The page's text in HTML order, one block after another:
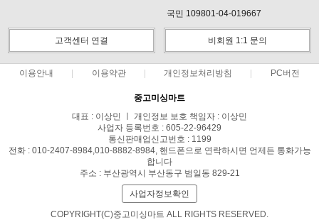
국민 109801-04-019667
고객센터 연결 비회원 1:1 문의
이용안내 이용약관 개인정보처리방침 PC버전
중고미싱마트
대표 : 이상민 ㅣ 개인정보 보호 책임자 : 이상민
사업자 등록번호 : 605-22-96429
통신판매업신고번호 : 1199
전화 : 010-2407-8984,010-8882-8984, 핸드폰으로 연락하시면 언제든 통화가능
합니다
주소 : 부산광역시 부산동구 범일동 829-21
사업자정보확인
COPYRIGHT(C)중고미싱마트 ALL RIGHTS RESERVED.